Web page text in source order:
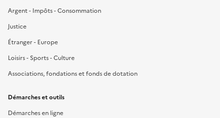
Argent - Impôts - Consommation
Justice
Étranger - Europe
Loisirs - Sports - Culture
Associations, fondations et fonds de dotation
Démarches et outils
Démarches en ligne